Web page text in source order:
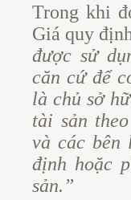
Trong khi
Giá quy
được sử
căn cứ để
là chủ sở
tài sản
và các bên
định hoặc
sản.”